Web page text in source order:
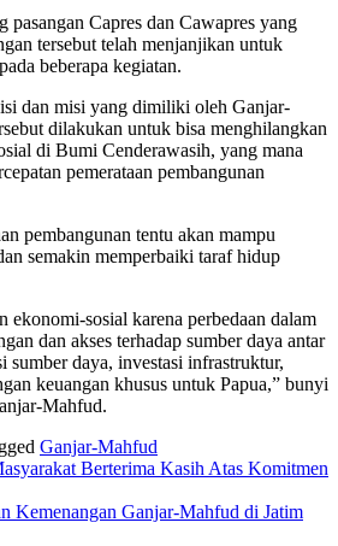
pasangan Capres dan Cawapres yang
tersebut telah menjanjikan untuk
beberapa kegiatan.
dan misi yang dimiliki oleh Ganjar-
dilakukan untuk bisa menghilangkan
di Bumi Cenderawasih, yang mana
pemerataan pembangunan
pembangunan tentu akan mampu
semakin memperbaiki taraf hidup
ekonomi-sosial karena perbedaan dalam
dan akses terhadap sumber daya antar
sumber daya, investasi infrastruktur,
keuangan khusus untuk Papua,” bunyi
Mahfud.
Ganjar-Mahfud
Berterima Kasih Atas Komitmen
Kemenangan Ganjar-Mahfud di Jatim